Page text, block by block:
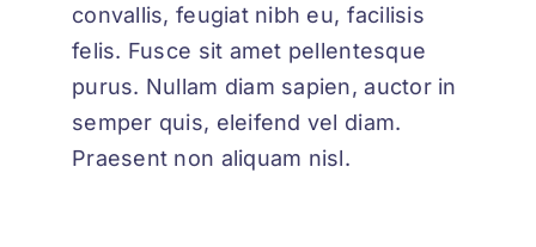
convallis, feugiat nibh eu, facilisis
felis. Fusce sit amet pellentesque
purus. Nullam diam sapien, auctor in
semper quis, eleifend vel diam.
Praesent non aliquam nisl.